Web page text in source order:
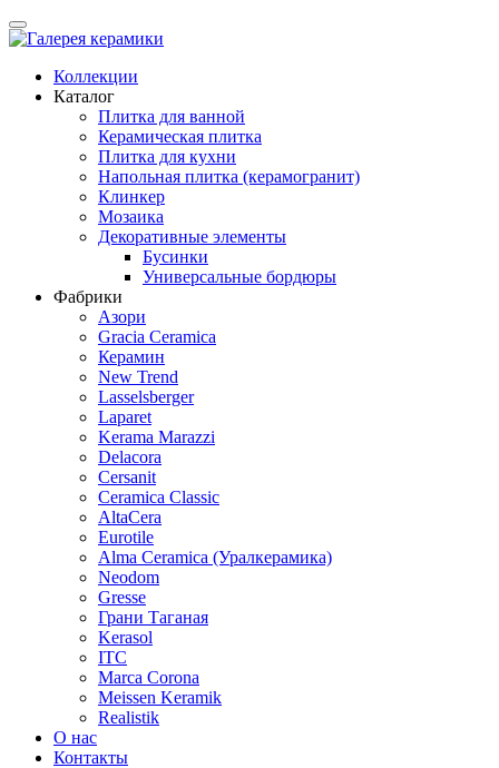
Коллекции
Каталог
Плитка для ванной
Керамическая плитка
Плитка для кухни
Напольная плитка (керамогранит)
Клинкер
Мозаика
Декоративные элементы
Бусинки
Универсальные бордюры
Фабрики
Азори
Gracia Ceramica
Керамин
New Trend
Lasselsberger
Laparet
Kerama Marazzi
Delacora
Cersanit
Ceramica Classic
AltaCera
Eurotile
Alma Ceramica (Уралкерамика)
Neodom
Gresse
Грани Таганая
Kerasol
ITC
Marca Corona
Meissen Keramik
Realistik
О нас
Контакты